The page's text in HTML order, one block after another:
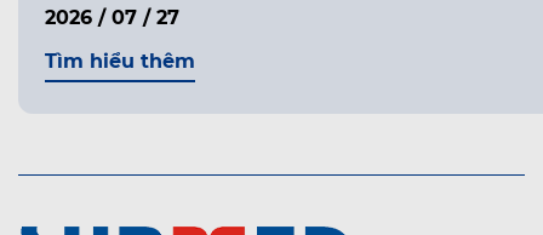
2026 / 07 / 27
Tìm hiểu thêm